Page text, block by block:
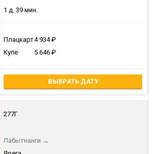
1 д. 39 мин.
Плацкарт4 934
Купе
5 646
ВЫБРАТЬ ДАТУ
277Г
Лабытнанги →